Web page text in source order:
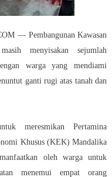
— Pembangunan Kawasan
menyisakan sejumlah
warga yang mendiami
ganti rugi atas tanah dan
meresmikan Pertamina
Khusus (KEK) Mandalika
oleh warga untuk
menemui empat orang